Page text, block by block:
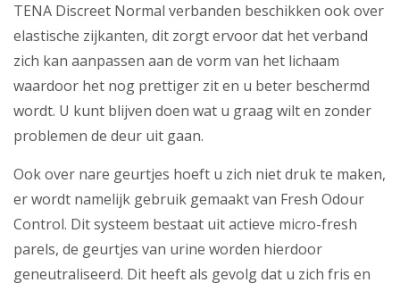
TENA Discreet Normal verbanden beschikken ook over
elastische zijkanten, dit zorgt ervoor dat het verband
zich kan aanpassen aan de vorm van het lichaam
waardoor het nog prettiger zit en u beter beschermd
wordt. U kunt blijven doen wat u graag wilt en zonder
problemen de deur uit gaan.
Ook over nare geurtjes hoeft u zich niet druk te maken,
er wordt namelijk gebruik gemaakt van Fresh Odour
Control. Dit systeem bestaat uit actieve micro-fresh
parels, de geurtjes van urine worden hierdoor
geneutraliseerd. Dit heeft als gevolg dat u zich fris en